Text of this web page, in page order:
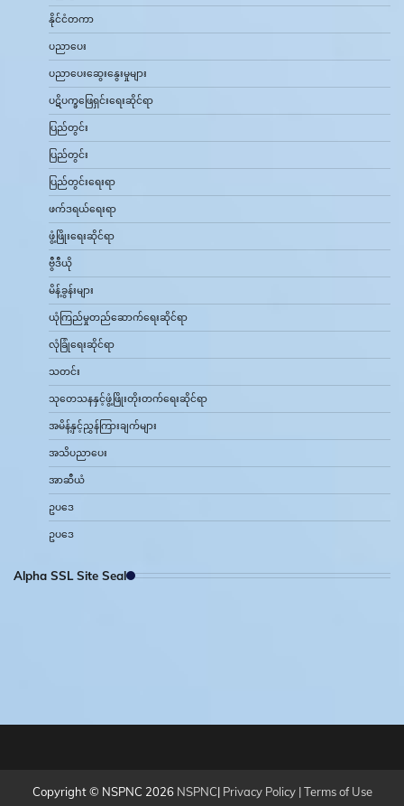
နိုင်ငံတကာ
ပညာပေး
ပညာပေးဆွေးနွေးမှုများ
ပဋိပက္ခဖြေရှင်းရေးဆိုင်ရာ
ပြည်တွင်း
ပြည်တွင်း
ပြည်တွင်းရေးရာ
ဖက်ဒရယ်ရေးရာ
ဖွံ့ဖြိုးရေးဆိုင်ရာ
ဗွီဒီယို
မိန့်ခွန်းများ
ယုံကြည်မှုတည်ဆောက်ရေးဆိုင်ရာ
လုံခြုံရေးဆိုင်ရာ
သတင်း
သုတေသနနှင့်ဖွံ့ဖြိုးတိုးတက်ရေးဆိုင်ရာ
အမိန့်နှင့်ညွှန်ကြားချက်များ
အသိပညာပေး
အာဆီယံ
ဥပဒေ
ဥပဒေ
Alpha SSL Site Seal
Copyright © NSPNC 2026 NSPNC| Privacy Policy |Terms of Use